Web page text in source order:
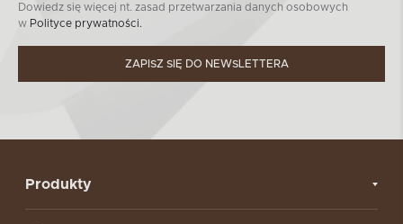
Dowiedz się więcej nt. zasad przetwarzania danych osobowych
w Polityce prywatności.
ZAPISZ SIĘ DO NEWSLETTERA
Produkty